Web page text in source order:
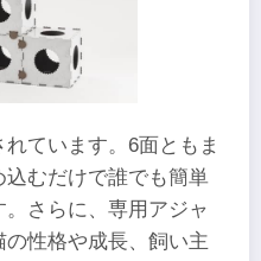
ています。6面ともま
むだけで誰でも簡単
さらに、専用アジャ
性格や成長、飼い主